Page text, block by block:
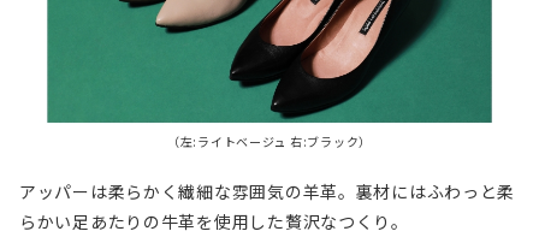
（左:ライトベージュ 右:ブラック）
アッパーは柔らかく繊細な雰囲気の羊革。裏材にはふわっと柔
らかい足あたりの牛革を使用した贅沢なつくり。